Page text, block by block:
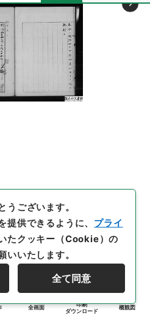
全画面
印刷
ダウンロード
概観図
うございます。
提供できるように、 プライ
たクッキー（Cookie）の
いいたします。
全て同意